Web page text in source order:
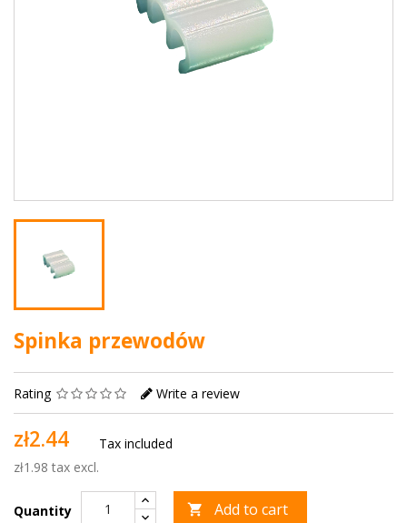
Spinka przewodów
Rating Write a review
zł2.44
zł1.98 tax excl.
Tax included
Quantity  Add to cart